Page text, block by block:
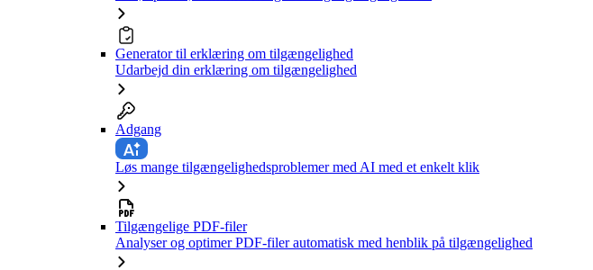
Generator til erklæring om tilgængelighed
Udarbejd din erklæring om tilgængelighed
Adgang
Løs mange tilgængelighedsproblemer med AI med et enkelt klik
Tilgængelige PDF-filer
Analyser og optimer PDF-filer automatisk med henblik på tilgængelighed